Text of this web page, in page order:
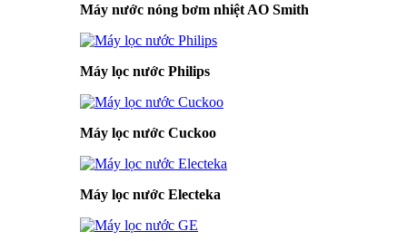
Máy nước nóng bơm nhiệt AO Smith
Máy lọc nước Philips
Máy lọc nước Cuckoo
Máy lọc nước Electeka